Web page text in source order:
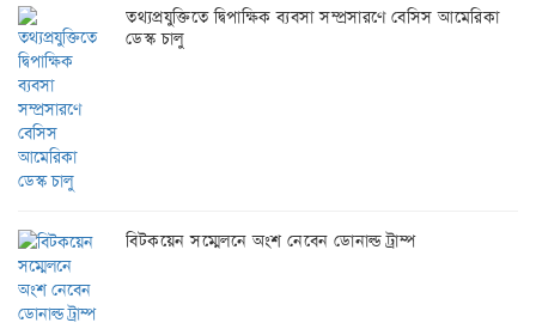
তথ্যপ্রযুক্তিতে দ্বিপাক্ষিক ব্যবসা সম্প্রসারণে বেসিস আমেরিকা
ডেস্ক চালু
বিটকয়েন সম্মেলনে অংশ নেবেন ডোনাল্ড ট্রাম্প